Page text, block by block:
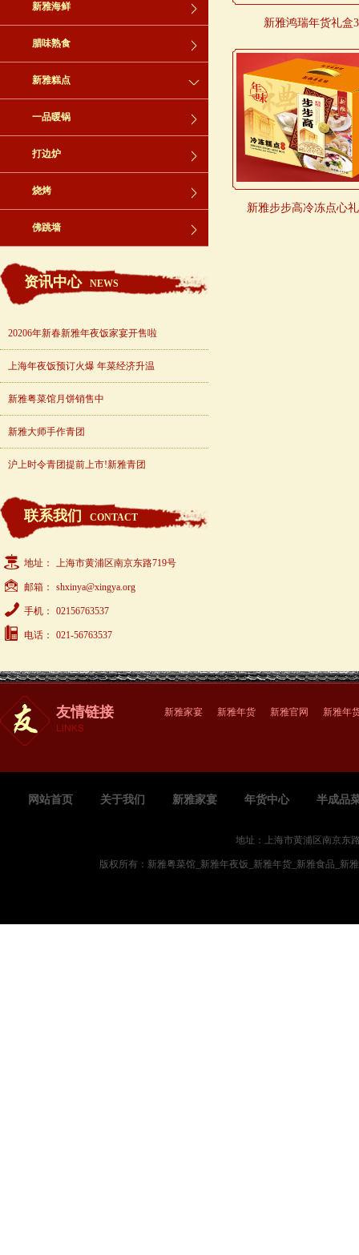
新雅海鲜
腊味熟食
新雅糕点
一品暖锅
打边炉
烧烤
佛跳墙
资讯中心 NEWS
20206年新春新雅年夜饭家宴开售啦
上海年夜饭预订火爆 年菜经济升温
新雅粤菜馆月饼销售中
新雅大师手作青团
沪上时令青团提前上市!新雅青团
联系我们 CONTACT
地址： 上海市黄浦区南京东路719号
邮箱： shxinya@xingya.org
手机： 02156763537
电话： 021-56763537
新雅鸿瑞年货礼盒
新雅步步高冷冻点心
友情链接 新雅家宴 新雅年货 新雅官网 新雅年
网站首页 关于我们 新雅家宴 年货中心 半成品
地址：上海市黄浦区南京
版权所有：新雅粤菜馆_新雅年夜饭_新雅年货_新雅食品_